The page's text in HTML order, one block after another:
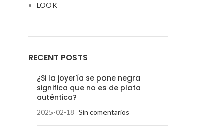
LOOK
RECENT POSTS
¿Si la joyería se pone negra
significa que no es de plata
auténtica?
2025-02-18 Sin comentarios